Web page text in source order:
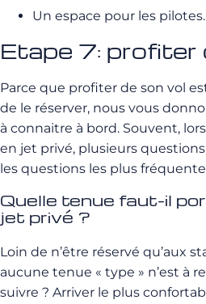
Un espace pour les pilotes.
Etape 7: profiter
Parce que profiter de son vol
de le réserver, nous vous
à connaitre à bord. Souvent,
en jet privé, plusieurs
les questions les plus
Quelle tenue faut-il
jet privé ?
Loin de n’être réservé qu’aux
aucune tenue « type » n’est à
suivre ? Arriver le plus